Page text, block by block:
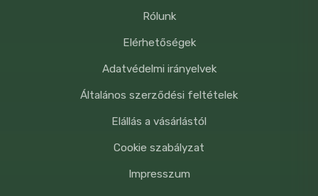
Rólunk
Elérhetőségek
Adatvédelmi irányelvek
Általános szerződési feltételek
Elállás a vásárlástól
Cookie szabályzat
Impresszum